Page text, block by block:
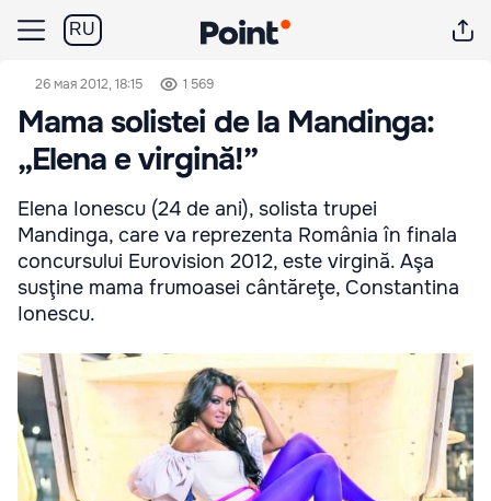
RU
26 мая 2012, 18:15 1 569
Mama solistei de la Mandinga:
„Elena e virgină!”
Elena Ionescu (24 de ani), solista trupei
Mandinga, care va reprezenta România în finala
concursului Eurovision 2012, este virgină. Aşa
susţine mama frumoasei cântăreţe, Constantina
Ionescu.